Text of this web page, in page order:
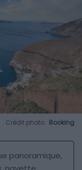
Crédit photo : Booking
panoramique,